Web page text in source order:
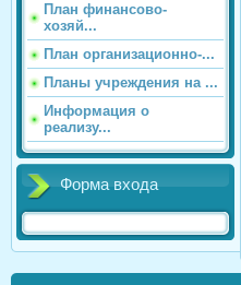
План финансово-
хозяй...
План организационно-...
Планы учреждения на ...
Информация о
реализу...
Форма входа